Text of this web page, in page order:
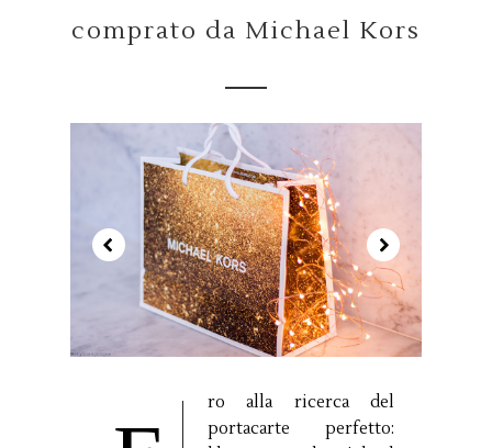
comprato da Michael Kors
ro alla ricerca del
portacarte perfetto: